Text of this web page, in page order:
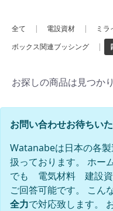
全て | 電設資材 | ミラ
ボックス関連ブッシング
|
お探しの商品は見つか
お問い合わせお待ちい
Watanabeは日本の各
扱っております。 ホー
でも 電気材料 建設
ご回答可能です。 こん
全力で対応致します。